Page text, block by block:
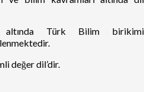
altında Türk Bilim birikimi
değer dil’dir.